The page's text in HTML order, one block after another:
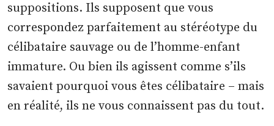
suppositions. Ils supposent que vous
correspondez parfaitement au stéréotype du
célibataire sauvage ou de l’homme-enfant
immature. Ou bien ils agissent comme s’ils
savaient pourquoi vous êtes célibataire – mais
en réalité, ils ne vous connaissent pas du tout.